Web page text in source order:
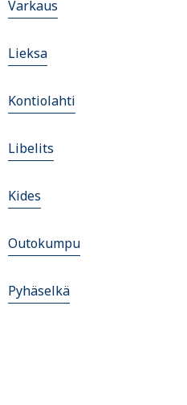
Varkaus
Lieksa
Kontiolahti
Libelits
Kides
Outokumpu
Pyhäselkä